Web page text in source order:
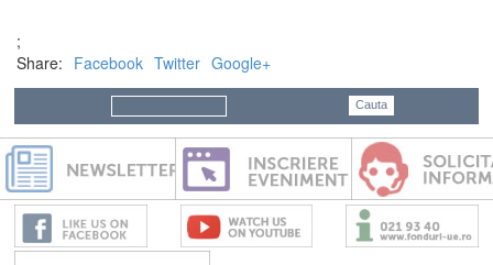
;
Share: Facebook Twitter Google+